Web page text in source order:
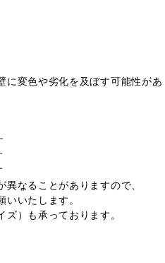
に変色や劣化を及ぼす可能性があ
なることがありますので、
いたします。
）も承っております。